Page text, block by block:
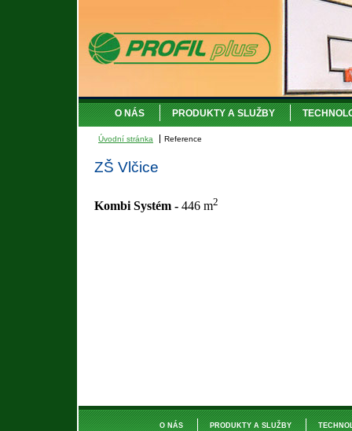
O NÁS PRODUKTY A SLUŽBY
Úvodní stránka Reference
ZŠ Vlčice
Kombi Systém - 446 m2
O NÁS PRODUKTY A SLUŽBY